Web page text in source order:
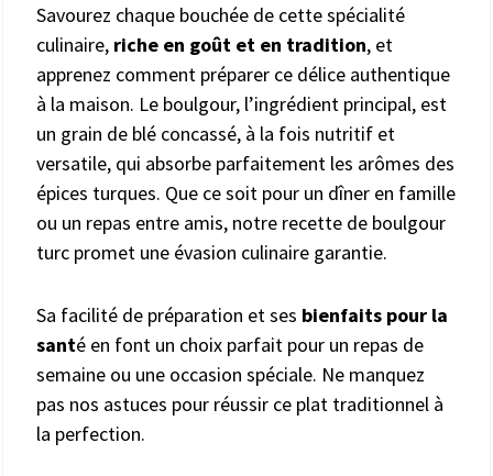
Savourez chaque bouchée de cette spécialité
culinaire, riche en goût et en tradition, et
apprenez comment préparer ce délice authentique
à la maison. Le boulgour, l’ingrédient principal, est
un grain de blé concassé, à la fois nutritif et
versatile, qui absorbe parfaitement les arômes des
épices turques. Que ce soit pour un dîner en famille
ou un repas entre amis, notre recette de boulgour
turc promet une évasion culinaire garantie.
Sa facilité de préparation et ses bienfaits pour la
santé en font un choix parfait pour un repas de
semaine ou une occasion spéciale. Ne manquez
pas nos astuces pour réussir ce plat traditionnel à
la perfection.